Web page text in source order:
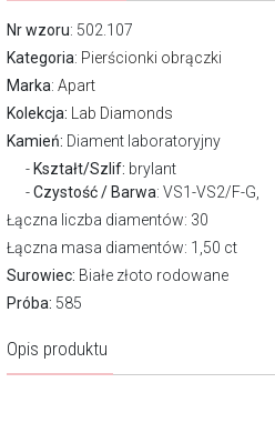
Nr wzoru: 502.107
Kategoria: Pierścionki obrączki
Marka: Apart
Kolekcja:
Lab Diamonds
Kamień: Diament laboratoryjny
Kształt/Szlif: brylant
Czystość / Barwa: VS1-VS2/F-G,
Łączna liczba diamentów: 30
Łączna masa diamentów: 1,50 ct
Surowiec: Białe złoto rodowane
Próba: 585
Opis produktu